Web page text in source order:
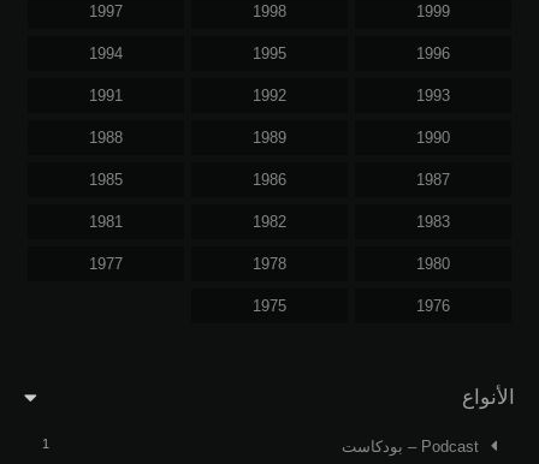
1999
1998
1997
1996
1995
1994
1993
1992
1991
1990
1989
1988
1987
1986
1985
1983
1982
1981
1980
1978
1977
1976
1975
الأنواع
Podcast – بودكاست 1